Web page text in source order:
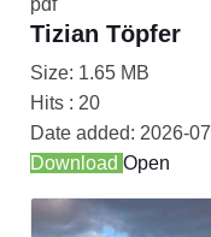
Tizian Töpfer
Size: 1.65 MB
Hits : 20
Date added: 2026-
Download Open